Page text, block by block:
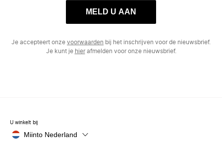
MELD U AAN
Je accepteert onze voorwaarden bij het inschrijven voor de nieuwsbrief.
Je kunt je hierafmelden voor onze nieuwsbrief.
U winkelt bij
Miinto Nederland